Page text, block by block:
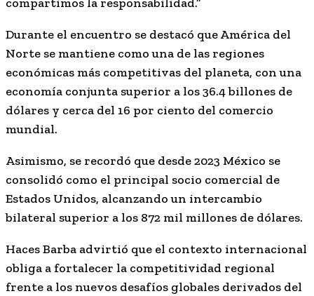
Durante el encuentro se destacó que América del
Norte se mantiene como una de las regiones
económicas más competitivas del planeta, con una
economía conjunta superior a los 36.4 billones de
dólares y cerca del 16 por ciento del comercio
mundial.
Asimismo, se recordó que desde 2023 México se
consolidó como el principal socio comercial de
Estados Unidos, alcanzando un intercambio
bilateral superior a los 872 mil millones de dólares.
Haces Barba advirtió que el contexto internacional
obliga a fortalecer la competitividad regional
frente a los nuevos desafíos globales derivados del